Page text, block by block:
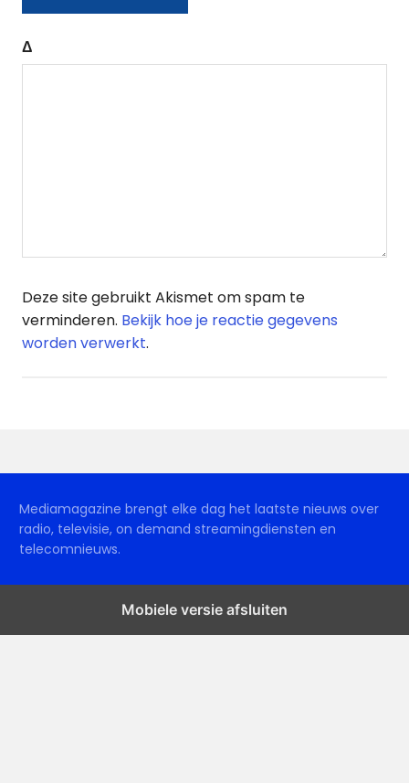
Δ
Deze site gebruikt Akismet om spam te
verminderen. Bekijk hoe je reactie gegevens
worden verwerkt.
Mediamagazine brengt elke dag het laatste nieuws over
radio, televisie, on demand streamingdiensten en
telecomnieuws.
Mobiele versie afsluiten